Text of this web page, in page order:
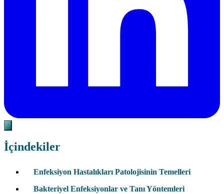
İçindekiler
Enfeksiyon Hastalıkları Patolojisinin Temelleri
Bakteriyel Enfeksiyonlar ve Tanı Yöntemleri